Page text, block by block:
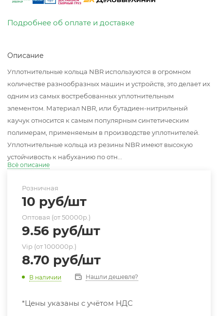
Подробнее об оплате и доставке
Описание
Уплотнительные кольца NBR используются в огромном
количестве разнообразных машин и устройств, это делает их
одним из самых востребованных уплотнительным
элементом. Материал NBR, или бутадиен-нитрильный
каучук относится к самым популярным синтетическим
полимерам, применяемым в производстве уплотнителей.
Уплотнительные кольца из резины NBR имеют высокую
устойчивость к набуханию по отн...
Всё описание
Розничная
10 руб/шт
Оптовая (от 50000р.)
9.56 руб/шт
Vip (от 100000р.)
8.70 руб/шт
В наличии Нашли дешевле?
*Цены указаны с учётом НДС